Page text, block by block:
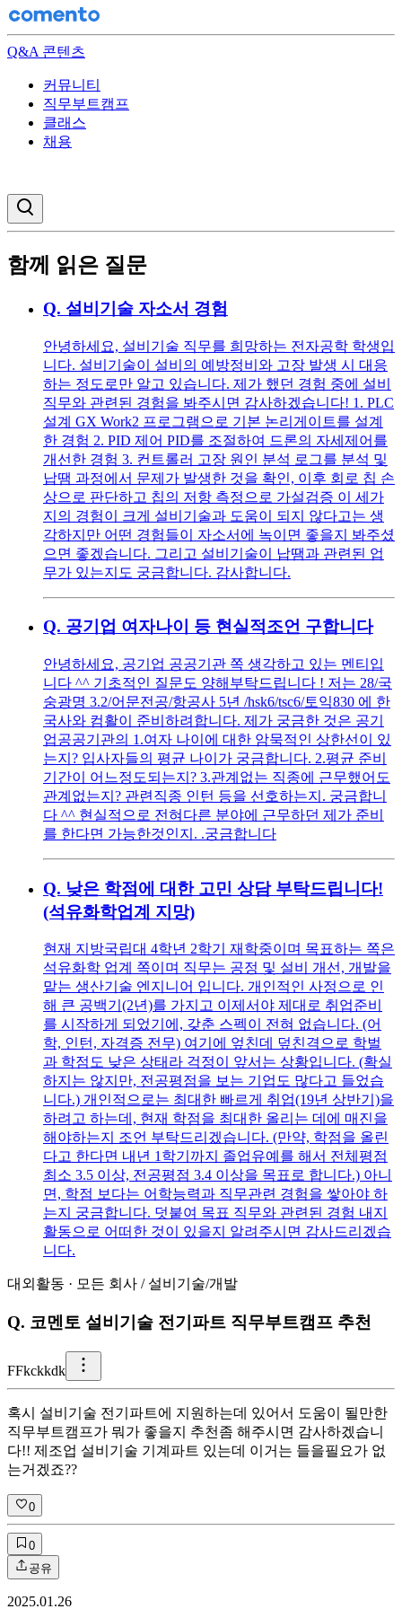
Q&A 콘텐츠
커뮤니티
직무부트캠프
클래스
채용
함께 읽은 질문
Q. 설비기술 자소서 경험
안녕하세요, 설비기술 직무를 희망하는 전자공학 학생입
니다. 설비기술이 설비의 예방정비와 고장 발생 시 대응
하는 정도로만 알고 있습니다. 제가 했던 경험 중에 설비
직무와 관련된 경험을 봐주시면 감사하겠습니다! 1. PLC
설계 GX Work2 프로그램으로 기본 논리게이트를 설계
한 경험 2. PID 제어 PID를 조절하여 드론의 자세제어를
개선한 경험 3. 컨트롤러 고장 원인 분석 로그를 분석 및
납땜 과정에서 문제가 발생한 것을 확인, 이후 회로 칩 손
상으로 판단하고 칩의 저항 측정으로 가설검증 이 세가
지의 경험이 크게 설비기술과 도움이 되지 않다고는 생
각하지만 어떤 경험들이 자소서에 녹이면 좋을지 봐주셨
으면 좋겠습니다. 그리고 설비기술이 납땜과 관련된 업
무가 있는지도 궁금합니다. 감사합니다.
Q. 공기업 여자나이 등 현실적조언 구합니다
안녕하세요, 공기업 공공기관 쪽 생각하고 있는 멘티입
니다 ^^ 기초적인 질문도 양해부탁드립니다 ! 저는 28/국
숭광명 3.2/어문전공/항공사 5년 /hsk6/tsc6/토익830 에 한
국사와 컴활이 준비하려합니다. 제가 궁금한 것은 공기
업공공기관의 1.여자 나이에 대한 암묵적인 상한선이 있
는지? 입사자들의 평균 나이가 궁금합니다. 2.평균 준비
기간이 어느정도되는지? 3.관계없는 직종에 근무했어도
관계없는지? 관련직종 인턴 등을 선호하는지. 궁금합니
다 ^^ 현실적으로 전혀다른 분야에 근무하던 제가 준비
를 한다면 가능한것인지. .궁금합니다
Q. 낮은 학점에 대한 고민 상담 부탁드립니다!
(석유화학업계 지망)
현재 지방국립대 4학년 2학기 재학중이며 목표하는 쪽은
석유화학 업계 쪽이며 직무는 공정 및 설비 개선, 개발을
맡는 생산기술 엔지니어 입니다. 개인적인 사정으로 인
해 큰 공백기(2년)를 가지고 이제서야 제대로 취업준비
를 시작하게 되었기에, 갖춘 스펙이 전혀 없습니다. (어
학, 인턴, 자격증 전무) 여기에 엎친데 덮친격으로 학벌
과 학점도 낮은 상태라 걱정이 앞서는 상황입니다. (확실
하지는 않지만, 전공평점을 보는 기업도 많다고 들었습
니다.) 개인적으로는 최대한 빠르게 취업(19년 상반기)을
하려고 하는데, 현재 학점을 최대한 올리는 데에 매진을
해야하는지 조언 부탁드리겠습니다. (만약, 학점을 올린
다고 한다면 내년 1학기까지 졸업유예를 해서 전체평점
최소 3.5 이상, 전공평점 3.4 이상을 목표로 합니다.) 아니
면, 학점 보다는 어학능력과 직무관련 경험을 쌓아야 하
는지 궁금합니다. 덧붙여 목표 직무와 관련된 경험 내지
활동으로 어떠한 것이 있을지 알려주시면 감사드리겠습
니다.
대외활동 · 모든 회사 / 설비기술/개발
Q. 코멘토 설비기술 전기파트 직무부트캠프 추천
FFkckkdk
혹시 설비기술 전기파트에 지원하는데 있어서 도움이 될만한
직무부트캠프가 뭐가 좋을지 추천좀 해주시면 감사하겠습니
다!! 제조업 설비기술 기계파트 있는데 이거는 들을필요가 없
는거겠죠??
0
0
공유
2025.01.26